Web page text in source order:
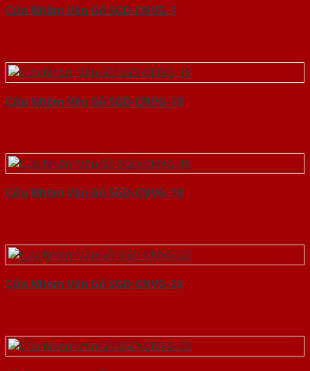
Cửa Nhôm Vân Gỗ SGD-CNVG-1
Cửa Nhôm Vân Gỗ SGD-CNVG-19
Cửa Nhôm Vân Gỗ SGD-CNVG-18
Cửa Nhôm Vân Gỗ SGD-CNVG-22